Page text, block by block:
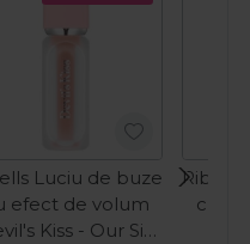
Luciu de buze
efect de volum
Kiss - Our Sin
Ribells
cu